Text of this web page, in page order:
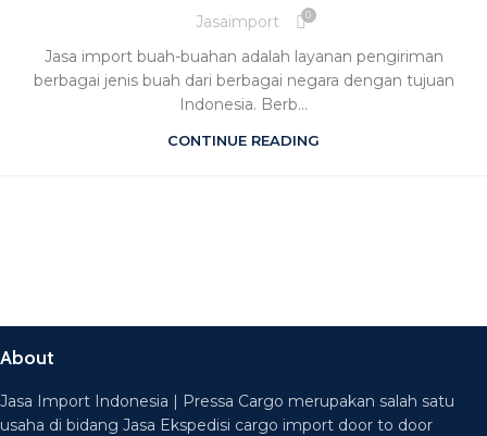
Jasaimport 0
Jasa import buah-buahan adalah layanan pengiriman
berbagai jenis buah dari berbagai negara dengan tujuan
Indonesia. Berb...
CONTINUE READING
About
Jasa Import Indonesia | Pressa Cargo merupakan salah satu
usaha di bidang Jasa Ekspedisi cargo import door to door